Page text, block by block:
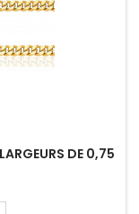
DE 0,75